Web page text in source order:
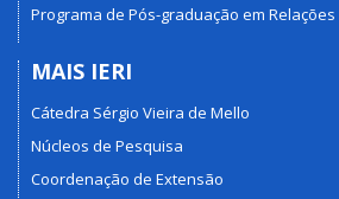
Programa de Pós-graduação em
MAIS IERI
Cátedra Sérgio Vieira de Mello
Núcleos de Pesquisa
Coordenação de Extensão